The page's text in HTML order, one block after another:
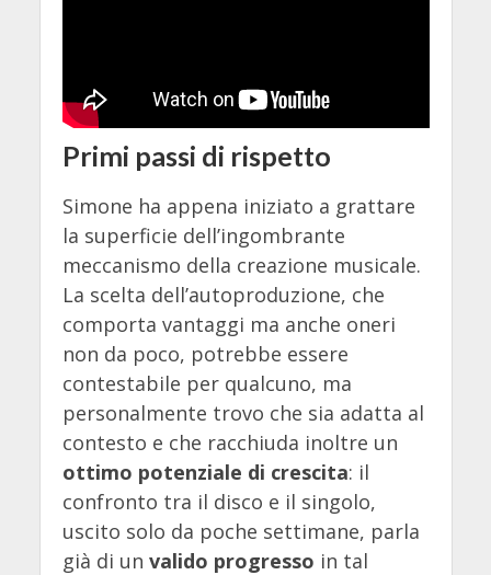
Primi passi di rispetto
Simone ha appena iniziato a grattare
la superficie dell’ingombrante
meccanismo della creazione musicale.
La scelta dell’autoproduzione, che
comporta vantaggi ma anche oneri
non da poco, potrebbe essere
contestabile per qualcuno, ma
personalmente trovo che sia adatta al
contesto e che racchiuda inoltre un
ottimo potenziale di crescita: il
confronto tra il disco e il singolo,
uscito solo da poche settimane, parla
già di un valido progresso in tal